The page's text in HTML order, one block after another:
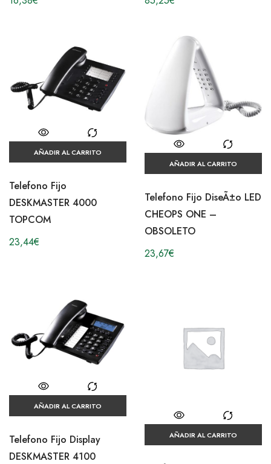
AÑADIR AL CARRITO
Telefono Fijo
DESKMASTER 4000
TOPCOM
23,44€
AÑADIR AL CARRITO
Telefono Fijo DiseÃ±o LED
CHEOPS ONE –
OBSOLETO
23,67€
AÑADIR AL CARRITO
Telefono Fijo Display
DESKMASTER 4100
AÑADIR AL CARRITO